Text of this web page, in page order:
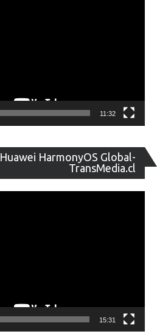
11:32
HarmonyOS Global-
TransMedia.cl
de
15:31